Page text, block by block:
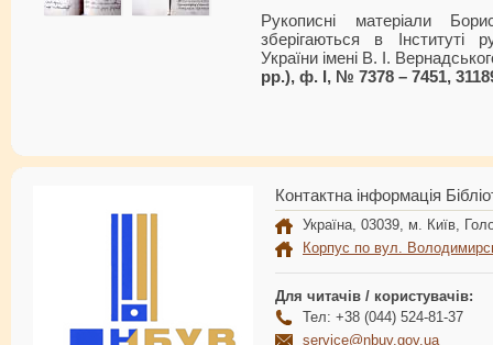
Рукописні матеріали
зберігаються в Інституті
України імені В. І.
рр.), ф. І, № 7378 – 7451,
Контактна інформація
Україна, 03039, м. Київ,
Корпус по вул.
Для читачів / користувачів:
Тел: +38 (044) 524-81-37
service@nbuv.gov.ua